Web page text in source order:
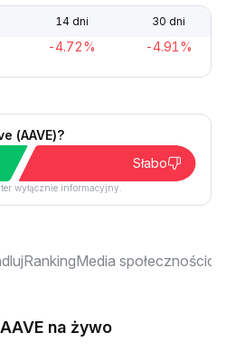
14 dni 30 dni
-4.72% -4.91%
(AAVE)?
Słabo
wyłącznie informacyjny.
RankingMedia
na żywo